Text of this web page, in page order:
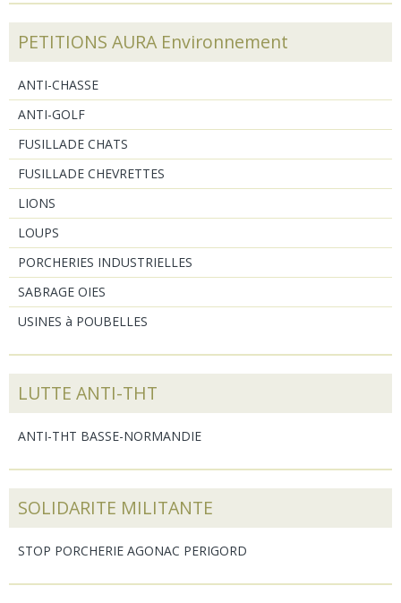
PETITIONS AURA Environnement
ANTI-CHASSE
ANTI-GOLF
FUSILLADE CHATS
FUSILLADE CHEVRETTES
LIONS
LOUPS
PORCHERIES INDUSTRIELLES
SABRAGE OIES
USINES à POUBELLES
LUTTE ANTI-THT
ANTI-THT BASSE-NORMANDIE
SOLIDARITE MILITANTE
STOP PORCHERIE AGONAC PERIGORD